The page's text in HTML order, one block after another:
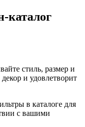
каталог
стиль, размер и
и удовлетворит
в каталоге для
с вашими